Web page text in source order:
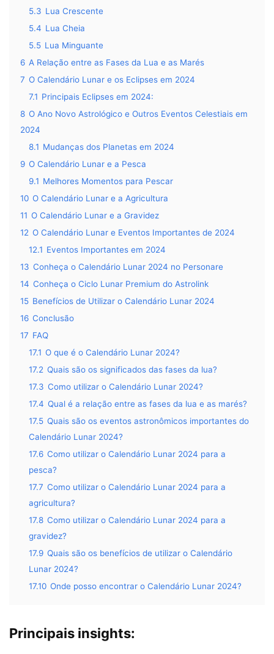
5.3 Lua Crescente
5.4 Lua Cheia
5.5 Lua Minguante
6 A Relação entre as Fases da Lua e as Marés
7 O Calendário Lunar e os Eclipses em 2024
7.1 Principais Eclipses em 2024:
8 O Ano Novo Astrológico e Outros Eventos Celestiais em
2024
8.1 Mudanças dos Planetas em 2024
9 O Calendário Lunar e a Pesca
9.1 Melhores Momentos para Pescar
10 O Calendário Lunar e a Agricultura
11 O Calendário Lunar e a Gravidez
12 O Calendário Lunar e Eventos Importantes de 2024
12.1 Eventos Importantes em 2024
13 Conheça o Calendário Lunar 2024 no Personare
14 Conheça o Ciclo Lunar Premium do Astrolink
15 Benefícios de Utilizar o Calendário Lunar 2024
16 Conclusão
17 FAQ
17.1 O que é o Calendário Lunar 2024?
17.2 Quais são os significados das fases da lua?
17.3 Como utilizar o Calendário Lunar 2024?
17.4 Qual é a relação entre as fases da lua e as marés?
17.5 Quais são os eventos astronômicos importantes do
Calendário Lunar 2024?
17.6 Como utilizar o Calendário Lunar 2024 para a
pesca?
17.7 Como utilizar o Calendário Lunar 2024 para a
agricultura?
17.8 Como utilizar o Calendário Lunar 2024 para a
gravidez?
17.9 Quais são os benefícios de utilizar o Calendário
Lunar 2024?
17.10 Onde posso encontrar o Calendário Lunar 2024?
Principais insights: